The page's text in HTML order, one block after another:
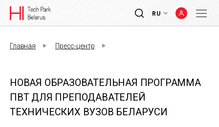
RU
Главная Пресс-центр
НОВАЯ ОБРАЗОВАТЕЛЬНАЯ ПРОГРАММА
ПВТ ДЛЯ ПРЕПОДАВАТЕЛЕЙ
ТЕХНИЧЕСКИХ ВУЗОВ БЕЛАРУСИ